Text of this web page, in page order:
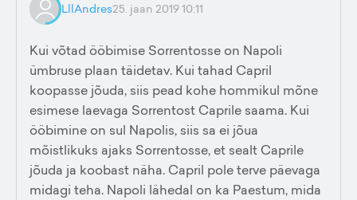
LllAndres25. jaan 2019 10:11
Kui võtad ööbimise Sorrentosse on Napoli
ümbruse plaan täidetav. Kui tahad Capril
koopasse jõuda, siis pead kohe hommikul mõne
esimese laevaga Sorrentost Caprile saama. Kui
ööbimine on sul Napolis, siis sa ei jõua
mõistlikuks ajaks Sorrentosse, et sealt Caprile
jõuda ja koobast näha. Capril pole terve päevaga
midagi teha. Napoli lähedal on ka Paestum, mida